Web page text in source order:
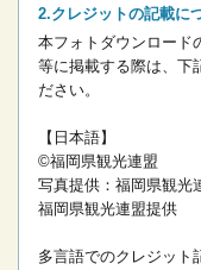
クレジットの記載に
本フォトダウンロード
等に掲載する際は、下
ださい。
【日本語】
©福岡県観光連盟
写真提供：福岡県観光
福岡県観光連盟提供
多言語でのクレジット